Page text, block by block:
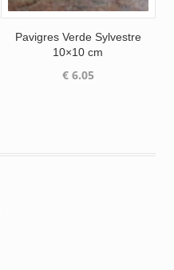
Pavigres Verde Sylvestre
10×10 cm
€6.05